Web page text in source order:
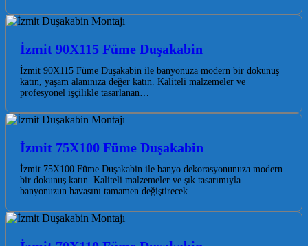
İzmit 90X115 Füme Duşakabin
İzmit 90X115 Füme Duşakabin ile banyonuza modern bir dokunuş
katın, yaşam alanınıza değer katın. Kaliteli malzemeler ve
profesyonel işçilikle tasarlanan…
İzmit 75X100 Füme Duşakabin
İzmit 75X100 Füme Duşakabin ile banyo dekorasyonunuza modern
bir dokunuş katın. Kaliteli malzemeler ve şık tasarımıyla
banyonuzun havasını tamamen değiştirecek…